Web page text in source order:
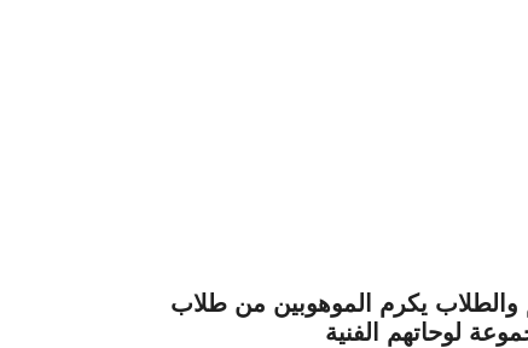
والطلاب يكرم الموهوبين من طلاب
لوحاتهم الفنية